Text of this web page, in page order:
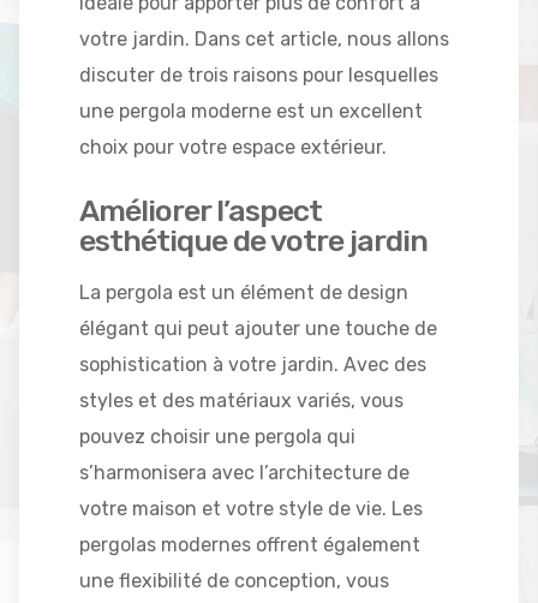
votre jardin. Dans cet article, nous allons
discuter de trois raisons pour lesquelles
une pergola moderne est un excellent
choix pour votre espace extérieur.
Améliorer l’aspect
esthétique de votre jardin
La pergola est un élément de design
élégant qui peut ajouter une touche de
sophistication à votre jardin. Avec des
styles et des matériaux variés, vous
pouvez choisir une pergola qui
s’harmonisera avec l’architecture de
votre maison et votre style de vie. Les
pergolas modernes offrent également
une flexibilité de conception, vous